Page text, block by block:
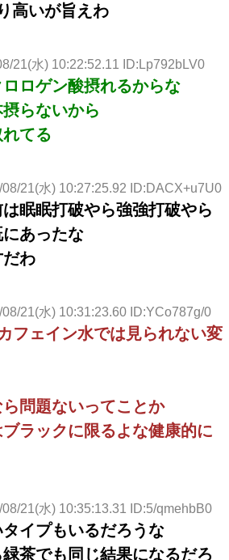
高いが旨えわ
21(水) 10:22:52.11 ID:Lp792bLV0
ロゲン酸摂れるからな
らないから
てる
08/21(水) 10:27:25.92 ID:DACX+u7U0
眠眠打破やら強強打破やら
あったな
わ
08/21(水) 10:31:23.60 ID:YCo787g/0
フェイン水では見られない変
問題ないってことか
ラックに限るよな健康的に
08/21(水) 10:35:13.31 ID:5/qmehbB0
イプもいるだろうな
茶でも同じ結果になるだろ